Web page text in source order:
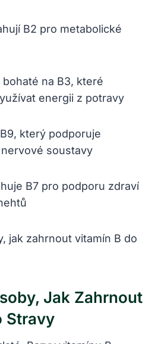
B2 pro metabolické
bohaté na B3, které
energii z potravy
který podporuje
soustavy
B7 pro podporu zdraví
Jak Zahrnout
Stravy